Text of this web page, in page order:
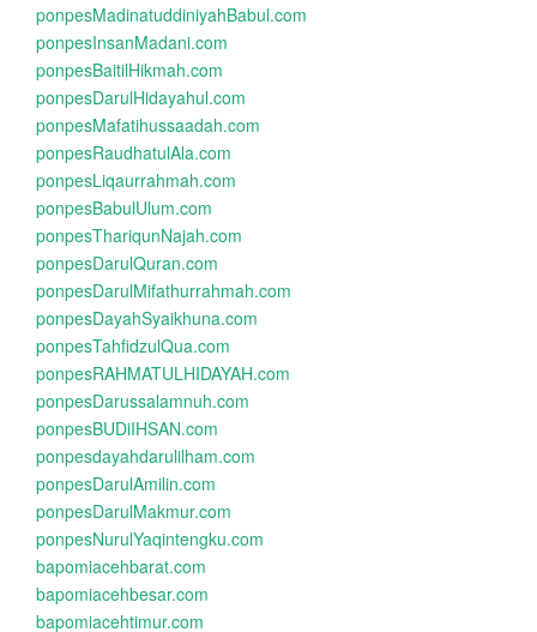
ponpesMadinatuddiniyahBabul.com
ponpesInsanMadani.com
ponpesBaitilHikmah.com
ponpesDarulHidayahul.com
ponpesMafatihussaadah.com
ponpesRaudhatulAla.com
ponpesLiqaurrahmah.com
ponpesBabulUlum.com
ponpesThariqunNajah.com
ponpesDarulQuran.com
ponpesDarulMifathurrahmah.com
ponpesDayahSyaikhuna.com
ponpesTahfidzulQua.com
ponpesRAHMATULHIDAYAH.com
ponpesDarussalamnuh.com
ponpesBUDiIHSAN.com
ponpesdayahdarulilham.com
ponpesDarulAmilin.com
ponpesDarulMakmur.com
ponpesNurulYaqintengku.com
bapomiacehbarat.com
bapomiacehbesar.com
bapomiacehtimur.com